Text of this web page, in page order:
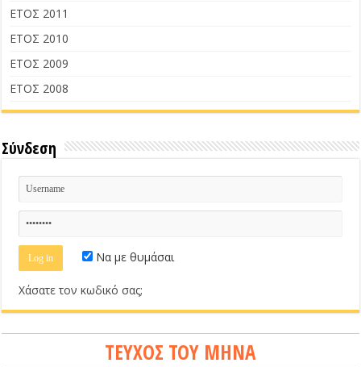
ΕΤΟΣ 2011
ΕΤΟΣ 2010
ΕΤΟΣ 2009
ΕΤΟΣ 2008
Σύνδεση
Να με θυμάσαι
Χάσατε τον κωδικό σας;
ΤΕΥΧΟΣ ΤΟΥ ΜΗΝΑ